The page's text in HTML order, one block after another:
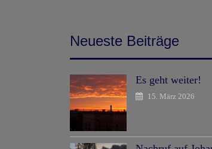
Neueste Beiträge
Es geht weiter!
15. März 2026